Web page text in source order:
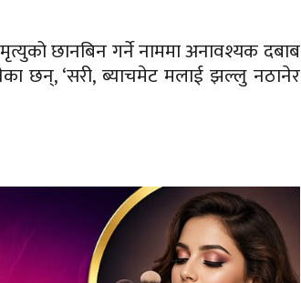
छानबिन गर्ने नाममा अनावश्यक दबाब
छन्, ‘सरी, ब्याचमेट मलाई झल्लु नठानेर